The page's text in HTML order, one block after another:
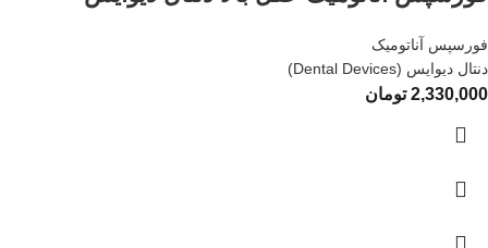
فورسپس آناتومیک
دنتال دیوایس (Dental Devices)
2,330,000 تومان